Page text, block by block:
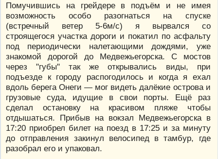
Помучившись на грейдере в подъём и не имея
возможность особо разогнаться на спуске
(встречный ветер 5-6м/с) я вырвался со
строящегося участка дороги и покатил по асфальту
под периодически налетающими дождями, уже
знакомой дорогой до Медвежьегорска. С мостов
через "губы" так же открывались виды, при
подъезде к городу распогодилось и когда я ехал
вдоль берега Онеги — мог видеть далёкие острова и
грузовые суда, идущие в свои порты. Ещё раз
сделал остановку на красивом пляже чтобы
отдышаться. Прибыв на вокзал Медвежьегорска в
17:20 приобрел билет на поезд в 17:25 и за минуту
до отправления закинул велосипед в тамбур, где
разобрал его и упаковал.